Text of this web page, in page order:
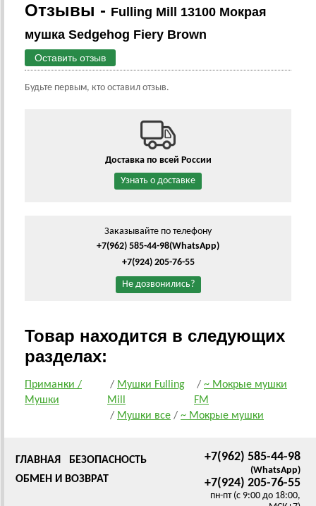
Отзывы - Fulling Mill 13100 Мокрая
мушка Sedgehog Fiery Brown
Оставить отзыв
Будьте первым, кто оставил отзыв.
Доставка по всей России
Узнать о доставке
Заказывайте по телефону
+7(962) 585-44-98(WhatsApp)
+7(924) 205-76-55
Не дозвонились?
Товар находится в следующих
разделах:
Приманки /
Мушки
/ Мушки Fulling
Mill
/ ~ Мокрые мушки
FM
/ Мушки все / ~ Мокрые мушки
+7(962) 585-44-98
(WhatsApp)
+7(924) 205-76-55
пн-пт (с 9:00 до 18:00,
ГЛАВНАЯ
БЕЗОПАСНОСТЬ
ОБМЕН И ВОЗВРАТ